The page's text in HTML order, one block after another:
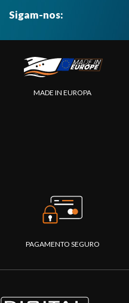
Sigam-nos:
MADE IN EUROPA
PAGAMENTO SEGURO